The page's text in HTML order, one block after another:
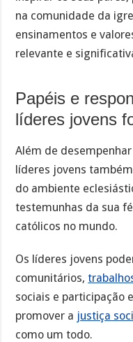
na comunidade da
ensinamentos e
relevante e
Papéis e
líderes jovens
Além de
líderes jovens
do ambiente
testemunhas da sua
católicos no mundo.
Os líderes jovens
comunitários,
sociais e participação
promover a justiça
como um todo.